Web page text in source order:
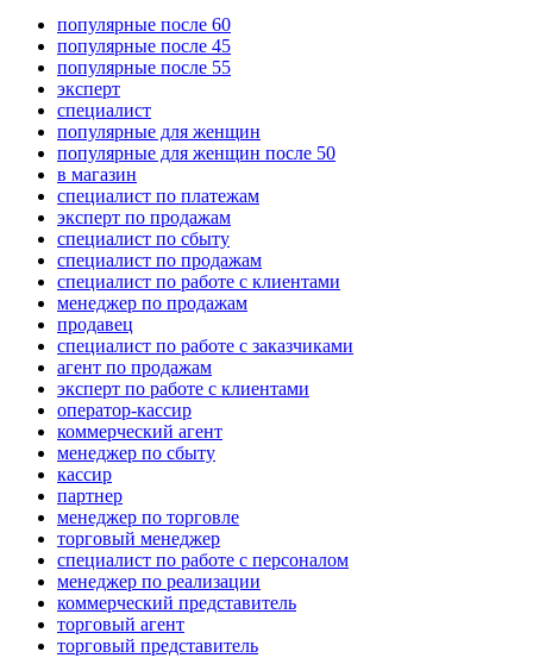
популярные после 60
популярные после 45
популярные после 55
эксперт
специалист
популярные для женщин
популярные для женщин после 50
в магазин
специалист по платежам
эксперт по продажам
специалист по сбыту
специалист по продажам
специалист по работе с клиентами
менеджер по продажам
продавец
специалист по работе с заказчиками
агент по продажам
эксперт по работе с клиентами
оператор-кассир
коммерческий агент
менеджер по сбыту
кассир
партнер
менеджер по торговле
торговый менеджер
специалист по работе с персоналом
менеджер по реализации
коммерческий представитель
торговый агент
торговый представитель